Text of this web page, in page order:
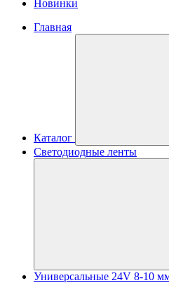
Новинки
Главная
Каталог
Светодиодные ленты
Универсальные 24V 8-10